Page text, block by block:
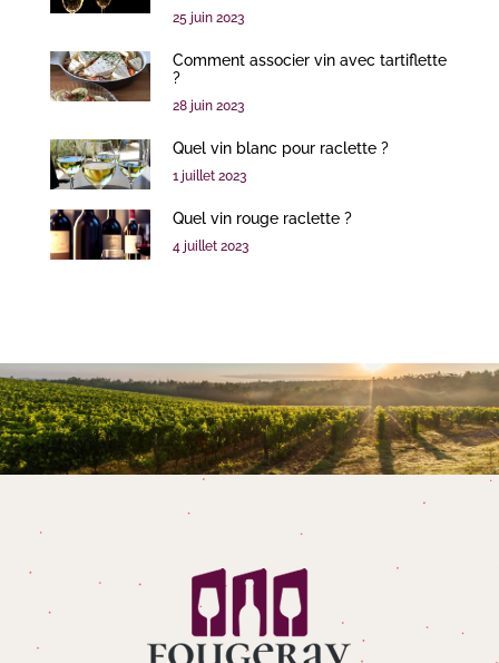
25 juin 2023
Comment associer vin avec tartiflette
?
28 juin 2023
Quel vin blanc pour raclette ?
1 juillet 2023
Quel vin rouge raclette ?
4 juillet 2023